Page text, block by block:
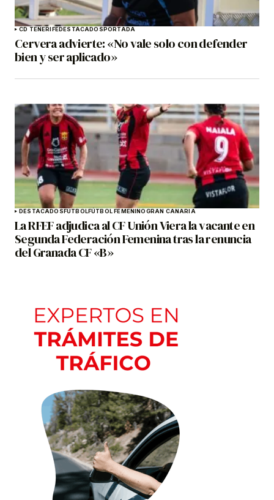
CD TENERIFEDESTACADOS PORTADA
Cervera advierte: «No vale solo con defender
bien y ser aplicado»
DESTACADOS FÚTBOLFÚTBOL FEMENINOGRAN CANARIA
La RFEF adjudica al CF Unión Viera la vacante en
Segunda Federación Femenina tras la renuncia
del Granada CF «B»